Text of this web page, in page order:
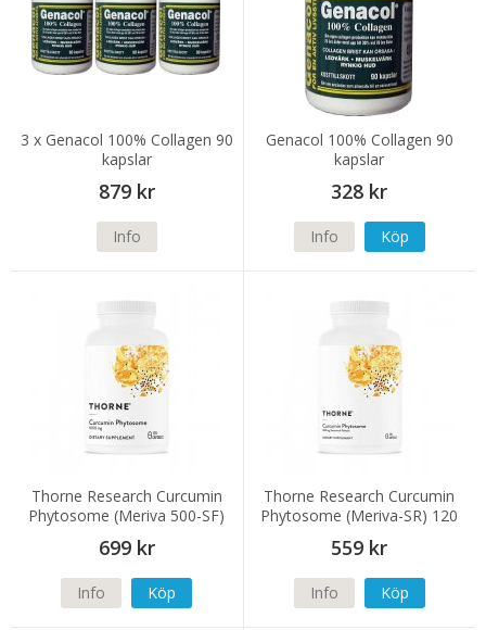
3 x Genacol 100% Collagen 90
kapslar
879 kr
Info
Genacol 100% Collagen 90
kapslar
328 kr
Info Köp
Thorne Research Curcumin
Phytosome (Meriva 500-SF)
120 kapslar
699 kr
Info Köp
Thorne Research Curcumin
Phytosome (Meriva-SR) 120
kapslar
559 kr
Info Köp